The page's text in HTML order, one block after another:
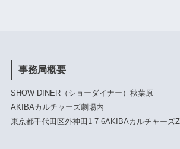
事務局概要
SHOW DINER（ショーダイナー）秋葉原
AKIBAカルチャーズ劇場内
東京都千代田区外神田1-7-6AKIBAカルチャーズ